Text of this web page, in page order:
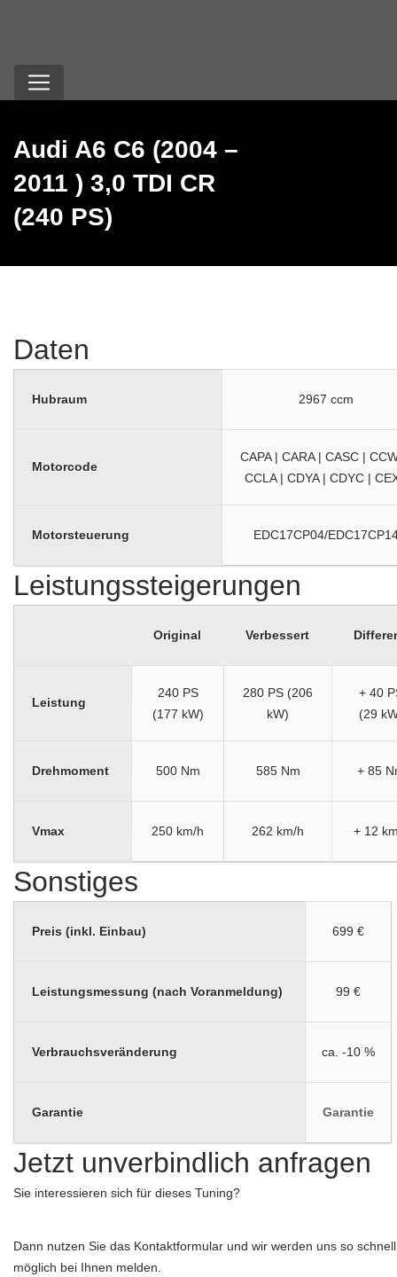
Audi A6 C6 (2004 –
2011 ) 3,0 TDI CR
(240 PS)
Daten
Hubraum 2967 ccm
Motorcode
CAPA | CARA | CASC |
CCLA | CDYA | CDYC |
Motorsteuerung EDC17CP04/
Leistungssteigerungen
Original Verbessert
Leistung
240 PS
(177 kW)
280 PS (206
kW)
+ 40
(29
Drehmoment 500 Nm 585 Nm + 85
Vmax 250 km/h 262 km/h + 12
Sonstiges
Preis (inkl. Einbau) 699 €
Leistungsmessung (nach Voranmeldung) 99 €
Verbrauchsveränderung ca. -10 %
Garantie Garantie
Jetzt unverbindlich anfragen
Sie interessieren sich für dieses Tuning?
Dann nutzen Sie das Kontaktformular und wir werden uns so
möglich bei Ihnen melden.